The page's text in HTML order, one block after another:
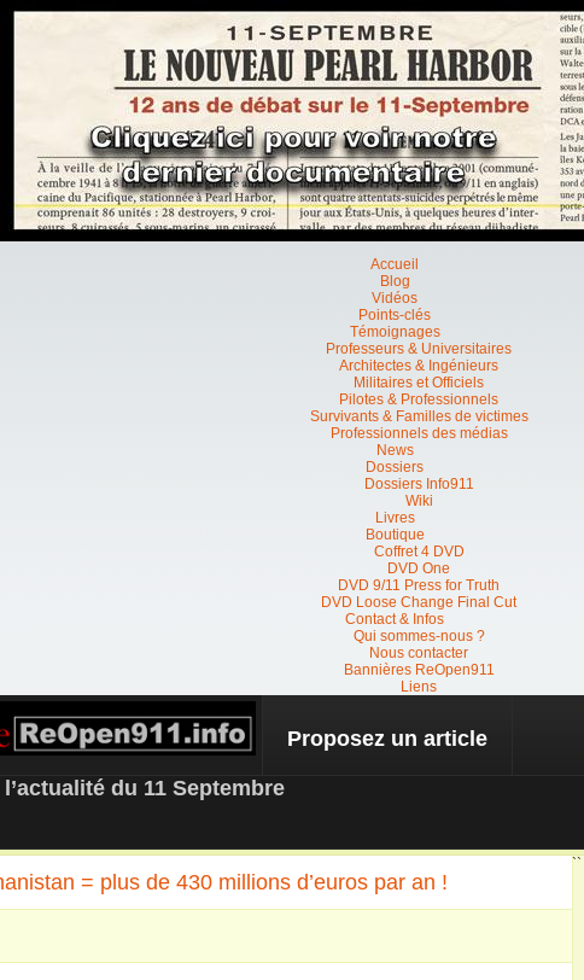
Accueil
Blog
Vidéos
Points-clés
Témoignages
Professeurs & Universitaires
Architectes & Ingénieurs
Militaires et Officiels
Pilotes & Professionnels
Survivants & Familles de victimes
Professionnels des médias
News
Dossiers
Dossiers Info911
Wiki
Livres
Boutique
Coffret 4 DVD
DVD One
DVD 9/11 Press for Truth
DVD Loose Change Final Cut
Contact & Infos
Qui sommes-nous ?
Nous contacter
Bannières ReOpen911
Liens
– NEWS
Proposez un article
du 11 Septembre
= plus de 430 millions d’euros par an !
``